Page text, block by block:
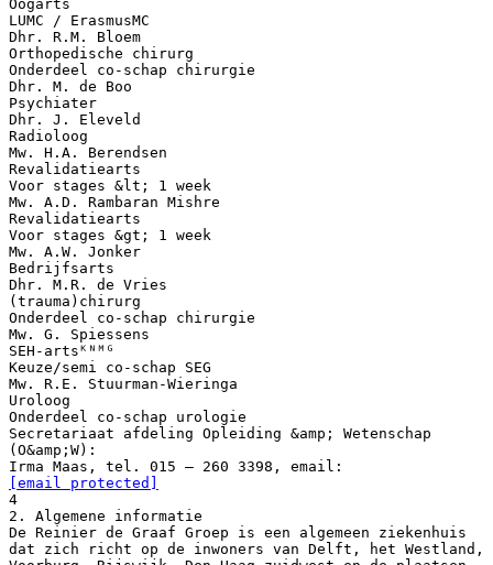
Oogarts
LUMC / ErasmusMC
Dhr. R.M. Bloem
Orthopedische chirurg
Onderdeel co-schap chirurgie
Dhr. M. de Boo
Psychiater
Dhr. J. Eleveld
Radioloog
Mw. H.A. Berendsen
Revalidatiearts
Voor stages &lt; 1 week
Mw. A.D. Rambaran Mishre
Revalidatiearts
Voor stages &gt; 1 week
Mw. A.W. Jonker
Bedrijfsarts
Dhr. M.R. de Vries
(trauma)chirurg
Onderdeel co-schap chirurgie
Mw. G. Spiessens
SEH-artsᴷᴺᴹᴳ
Keuze/semi co-schap SEG
Mw. R.E. Stuurman-Wieringa
Uroloog
Onderdeel co-schap urologie
Secretariaat afdeling Opleiding &amp; Wetenschap
(O&amp;W):
Irma Maas, tel. 015 – 260 3398, email:
[email protected]
4
2. Algemene informatie
De Reinier de Graaf Groep is een algemeen ziekenhuis
dat zich richt op de inwoners van Delft, het Westland,